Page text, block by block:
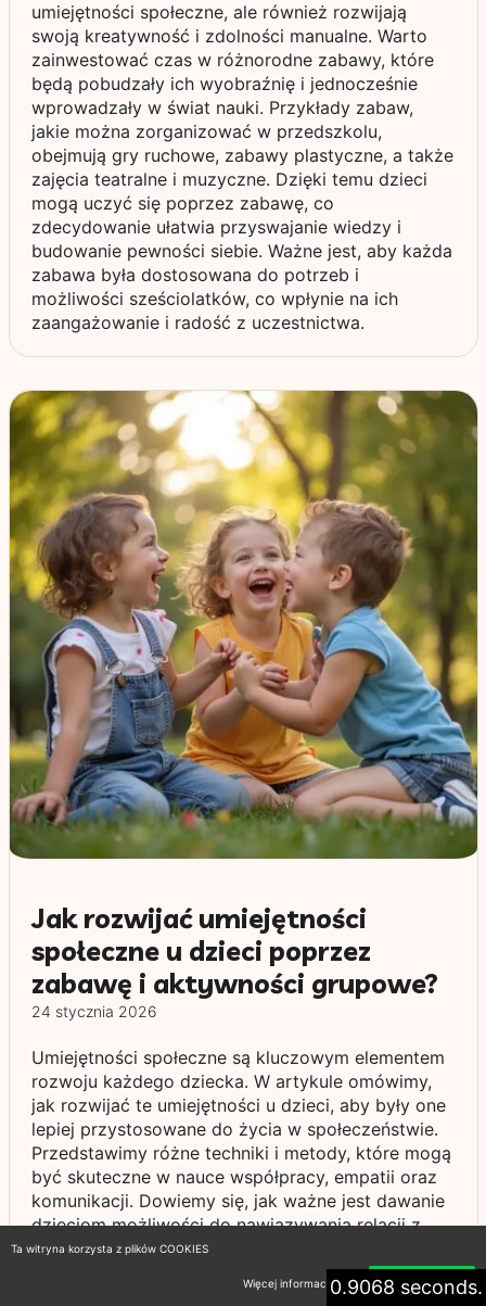
umiejętności społeczne, ale również rozwijają
swoją kreatywność i zdolności manualne. Warto
zainwestować czas w różnorodne zabawy, które
będą pobudzały ich wyobraźnię i jednocześnie
wprowadzały w świat nauki. Przykłady zabaw,
jakie można zorganizować w przedszkolu,
obejmują gry ruchowe, zabawy plastyczne, a także
zajęcia teatralne i muzyczne. Dzięki temu dzieci
mogą uczyć się poprzez zabawę, co
zdecydowanie ułatwia przyswajanie wiedzy i
budowanie pewności siebie. Ważne jest, aby każda
zabawa była dostosowana do potrzeb i
możliwości sześciolatków, co wpłynie na ich
zaangażowanie i radość z uczestnictwa.
Jak rozwijać umiejętności
społeczne u dzieci poprzez
zabawę i aktywności grupowe?
24 stycznia 2026
Umiejętności społeczne są kluczowym elementem
rozwoju każdego dziecka. W artykule omówimy,
jak rozwijać te umiejętności u dzieci, aby były one
lepiej przystosowane do życia w społeczeństwie.
Przedstawimy różne techniki i metody, które mogą
być skuteczne w nauce współpracy, empatii oraz
komunikacji. Dowiemy się, jak ważne jest dawanie
dzieciom możliwości do nawiązywania relacji z
rówieśnikami, a także jak rodzice i nauczyciele
mogą pełnić rolę mentorów w tym procesie.
Zwrócimy uwagę na wartościowe gry i zabawy,
0.9068 seconds.
Ta witryna korzysta z plików COOKIES
Więcej informacji Akceptuję